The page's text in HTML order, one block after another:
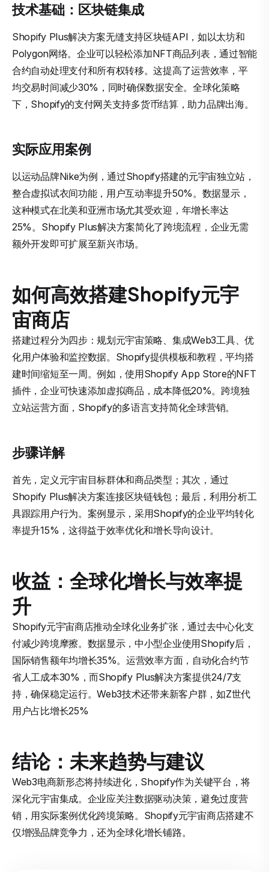
技术基础：区块链集成
Shopify Plus解决方案无缝支持区块链API，如以太坊和
Polygon网络。企业可以轻松添加NFT商品列表，通过智能
合约自动处理支付和所有权转移。这提高了运营效率，平
均交易时间减少30%，同时确保数据安全。全球化策略
下，Shopify的支付网关支持多货币结算，助力品牌出海。
实际应用案例
以运动品牌Nike为例，通过Shopify搭建的元宇宙独立站，
整合虚拟试衣间功能，用户互动率提升50%。数据显示，
这种模式在北美和亚洲市场尤其受欢迎，年增长率达
25%。Shopify Plus解决方案简化了跨境流程，企业无需
额外开发即可扩展至新兴市场。
如何高效搭建Shopify元宇
宙商店
搭建过程分为四步：规划元宇宙策略、集成Web3工具、优
化用户体验和监控数据。Shopify提供模板和教程，平均搭
建时间缩短至一周。例如，使用Shopify App Store的NFT
插件，企业可快速添加虚拟商品，成本降低20%。跨境独
立站运营方面，Shopify的多语言支持简化全球营销。
步骤详解
首先，定义元宇宙目标群体和商品类型；其次，通过
Shopify Plus解决方案连接区块链钱包；最后，利用分析工
具跟踪用户行为。案例显示，采用Shopify的企业平均转化
率提升15%，这得益于效率优化和增长导向设计。
收益：全球化增长与效率提
升
Shopify元宇宙商店推动全球化业务扩张，通过去中心化支
付减少跨境摩擦。数据显示，中小型企业使用Shopify后，
国际销售额年均增长35%。运营效率方面，自动化合约节
省人工成本30%，而Shopify Plus解决方案提供24/7支
持，确保稳定运行。Web3技术还带来新客户群，如Z世代
用户占比增长25%
结论：未来趋势与建议
Web3电商新形态将持续进化，Shopify作为关键平台，将
深化元宇宙集成。企业应关注数据驱动决策，避免过度营
销，用实际案例优化跨境策略。Shopify元宇宙商店搭建不
仅增强品牌竞争力，还为全球化增长铺路。